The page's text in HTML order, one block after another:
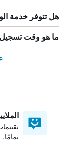
هل تتوفر خدمة
ما هو وقت تسجيل